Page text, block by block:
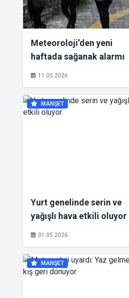
Meteoroloji’den yeni
haftada sağanak alarmı
11.05.2026
MANŞET
Yurt genelinde serin ve
yağışlı hava etkili oluyor
01.05.2026
MANŞET